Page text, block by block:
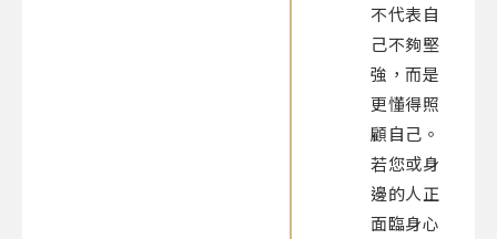
不代表自
己不夠堅
強，而是
更懂得照
顧自己。
若您或身
邊的人正
面臨身心